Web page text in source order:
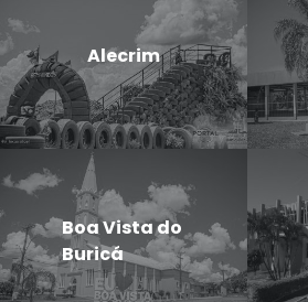
Alecrim
Boa Vista do
Buricá